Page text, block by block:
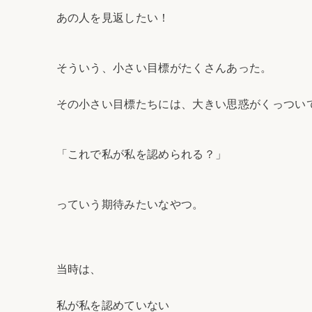
あの人を見返したい！
そういう、小さい目標がたくさんあった。
その小さい目標たちには、大きい思惑がくっつい
「これで私が私を認められる？」
っていう期待みたいなやつ。
当時は、
私が私を認めていない